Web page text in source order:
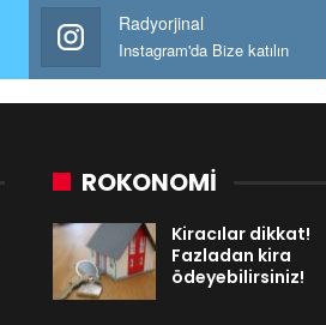
Radyorjinal
Instagram'da Bize katılın
ROKONOMİ
Kiracılar dikkat!
Fazladan kira
ödeyebilirsiniz!